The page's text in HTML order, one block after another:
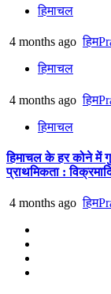
हिमाचल
4 months ago
हिमाचल
4 months ago
हिमाचल
हिमाचल के हर कोने में
प्राथमिकता :
4 months ago